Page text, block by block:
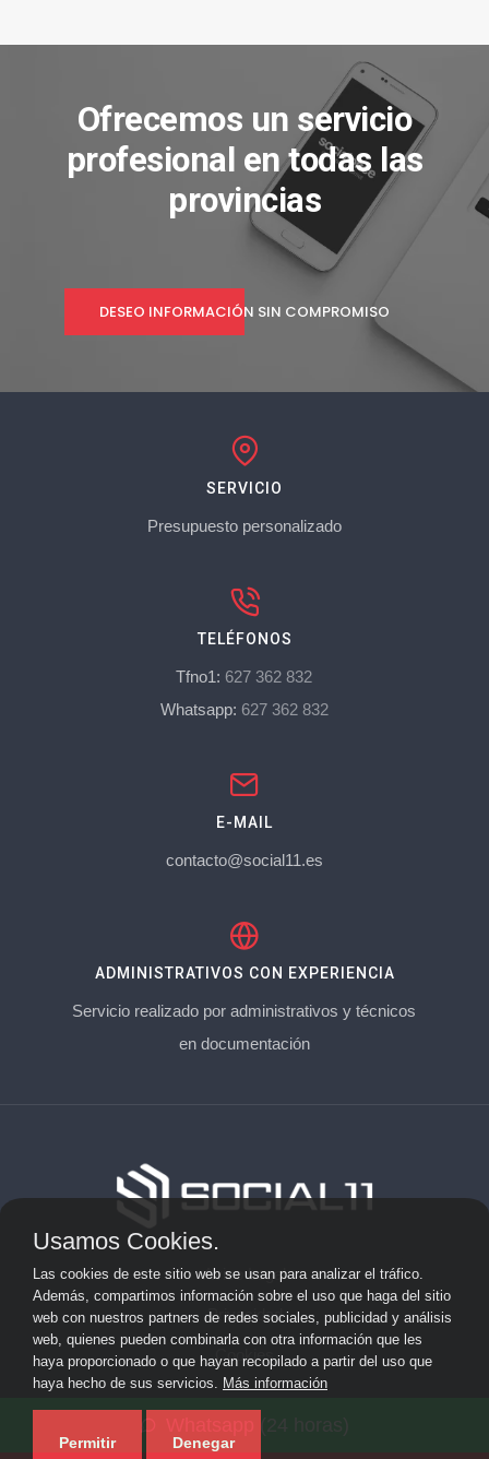
Ofrecemos un servicio
profesional en todas las
provincias
DESEO INFORMACIÓN SIN COMPROMISO
SERVICIO
Presupuesto personalizado
TELÉFONOS
Tfno1: 627 362 832
Whatsapp: 627 362 832
E-MAIL
contacto@social11.es
ADMINISTRATIVOS CON EXPERIENCIA
Servicio realizado por administrativos y técnicos
en documentación
Aviso Legal
Privacidad
Cookies
posicionamiento web y SEO ·
Usamos Cookies.
Las cookies de este sitio web se usan para analizar el tráfico.
Además, compartimos información sobre el uso que haga del sitio
web con nuestros partners de redes sociales, publicidad y análisis
web, quienes pueden combinarla con otra información que les
haya proporcionado o que hayan recopilado a partir del uso que
haya hecho de sus servicios. Más información
Permitir Denegar